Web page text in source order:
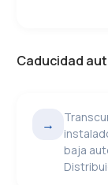
Caducidad
→
baja